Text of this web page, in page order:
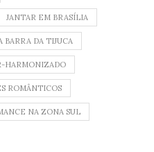
JANTAR EM BRASÍLIA
BARRA DA TIJUCA
HARMONIZADO
ROMÂNTICOS
NA ZONA SUL